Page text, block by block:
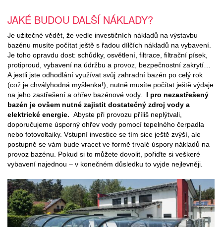
JAKÉ BUDOU DALŠÍ NÁKLADY?
Je užitečné vědět, že vedle investičních nákladů na výstavbu
bazénu musíte počítat ještě s řadou dílčích nákladů na vybavení.
Je toho opravdu dost: schůdky, osvětlení, filtrace, filtrační písek,
protiproud, vybavení na údržbu a provoz, bezpečnostní zakrytí…
A jestli jste odhodlání využívat svůj zahradní bazén po celý rok
(což je chvályhodná myšlenka!), nutně musíte počítat ještě výdaje
na jeho zastřešení a ohřev bazénové vody. I pro nezastřešený
bazén je ovšem nutné zajistit dostatečný zdroj vody a
elektrické energie. Abyste při provozu příliš neplýtvali,
doporučujeme úsporný ohřev vody pomocí tepelného čerpadla
nebo fotovoltaiky. Vstupní investice se tím sice ještě zvýší, ale
postupně se vám bude vracet ve formě trvalé úspory nákladů na
provoz bazénu. Pokud si to můžete dovolit, pořiďte si veškeré
vybavení najednou – v konečném důsledku to vyjde nejlevněji.